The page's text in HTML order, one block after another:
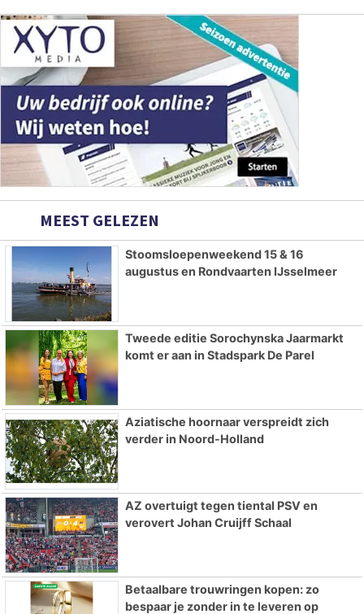
MEEST GELEZEN
Stoomsloepenweekend 15 & 16
augustus en Rondvaarten IJsselmeer
Tweede editie Sorochynska Jaarmarkt
komt er aan in Stadspark De Parel
Aziatische hoornaar verspreidt zich
verder in Noord-Holland
AZ overtuigt tegen tiental PSV en
verovert Johan Cruijff Schaal
Betaalbare trouwringen kopen: zo
bespaar je zonder in te leveren op